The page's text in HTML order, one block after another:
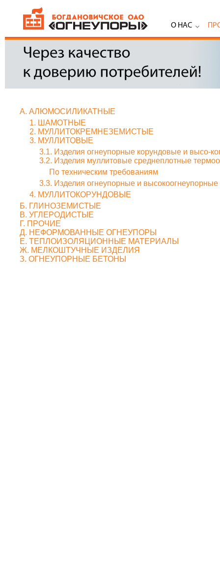
О НАС
А. АЛЮМОСИЛИКАТНЫЕ
1. ШАМОТНЫЕ
2. МУЛЛИТОКРЕМНЕЗЕМИСТЫЕ
3. МУЛЛИТОВЫЕ
3.1. Изделия огнеупорные корундовые и высо-
3.2. Изделия муллитовые среднеплотные
По техническим требованиям
3.3. Изделия огнеупорные и
4. МУЛЛИТОКОРУНДОВЫЕ
Б. ГЛИНОЗЕМИСТЫЕ
В. УГЛЕРОДИСТЫЕ
Г. ПРОЧИЕ
Д. НЕФОРМОВАННЫЕ ОГНЕУПОРЫ
Е. ТЕПЛОИЗОЛЯЦИОННЫЕ МАТЕРИАЛЫ
Ж. МЕЛКОШТУЧНЫЕ ИЗДЕЛИЯ
З. ОГНЕУПОРНЫЕ БЕТОНЫ